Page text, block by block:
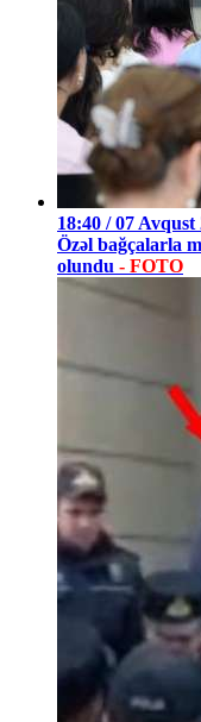
18:40 / 07 Avqust
Özəl bağçalarla
olundu - FOTO